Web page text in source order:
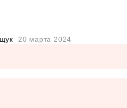
20 марта 2024